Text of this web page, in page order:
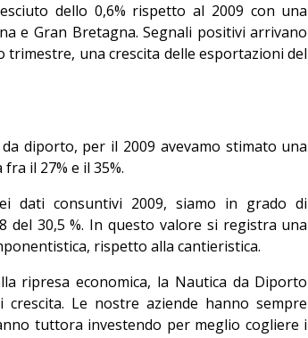
dello 0,6% rispetto al 2009 con una
e Gran Bretagna. Segnali positivi arrivano
trimestre, una crescita delle esportazioni del
diporto, per il 2009 avevamo stimato una
il 27% e il 35%.
dati consuntivi 2009, siamo in grado di
del 30,5 %. In questo valore si registra una
rispetto alla cantieristica.
ripresa economica, la Nautica da Diporto
Le nostre aziende hanno sempre
tuttora investendo per meglio cogliere i